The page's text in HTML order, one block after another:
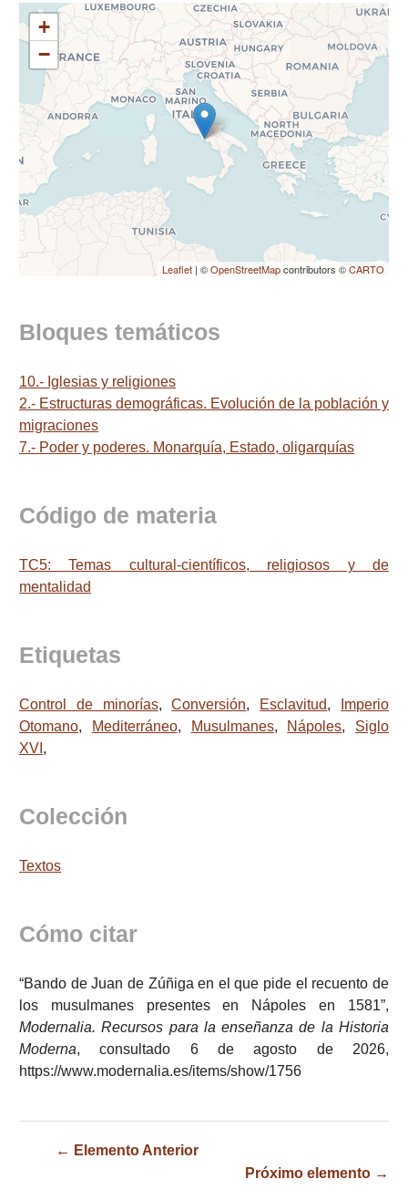
+
−
Leaflet | ©OpenStreetMapcontributors ©CARTO
Bloques temáticos
10.- Iglesias y religiones
2.- Estructuras demográficas. Evolución de la población y
migraciones
7.- Poder y poderes. Monarquía, Estado, oligarquías
Código de materia
TC5: Temas cultural-científicos, religiosos y de
mentalidad
Etiquetas
Control de minorías,Conversión, Esclavitud,
Imperio
Otomano, Mediterráneo, Musulmanes, Nápoles, Siglo
XVI ,
Colección
Textos
Cómo citar
“Bando de Juan de Zúñiga en el que pide el recuento de
los musulmanes presentes en Nápoles en 1581”,
Modernalia. Recursos para la enseñanza de la Historia
Moderna, consultado 6 de agosto de 2026,
https://www.modernalia.es/items/show/1756
← Elemento Anterior
Próximo elemento →